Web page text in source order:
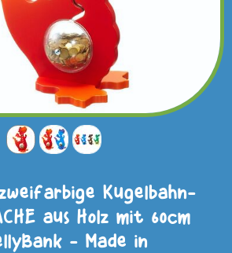
Kugelbahn-
aus Holz mit 60cm
- Made in